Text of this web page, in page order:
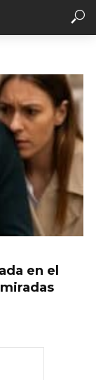
en el